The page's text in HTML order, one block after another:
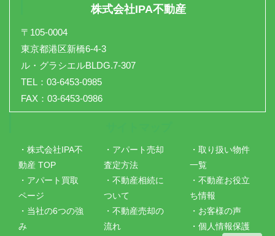
株式会社IPA不動産
〒105-0004
東京都港区新橋6-4-3
ル・グラシエルBLDG.7-307
TEL：03-6453-0985
FAX：03-6453-0986
・株式会社IPA不
動産 TOP
・アパート買取
ページ
・当社の6つの強
み
・アパート売却
査定方法
・不動産相続に
ついて
・不動産売却の
流れ
・取り扱い物件
一覧
・不動産お役立
ち情報
・お客様の声
・個人情報保護